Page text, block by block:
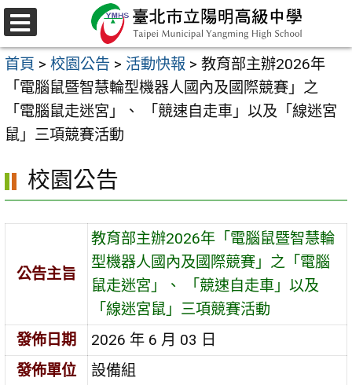
跳
至
主
容
選
單
首頁 > 校園公告 > 活動快報 > 教育部主辦2026年
「電腦鼠暨智慧輪型機器人國內及國際競賽」之
「電腦鼠走迷宮」、 「競速自走車」以及「線迷宮
鼠」三項競賽活動
校園公告
公告主旨
教育部主辦2026年「電腦鼠暨智慧輪
型機器人國內及國際競賽」之「電腦
鼠走迷宮」、 「競速自走車」以及
「線迷宮鼠」三項競賽活動
發佈日期
2026 年 6 月 03 日
發佈單位
設備組